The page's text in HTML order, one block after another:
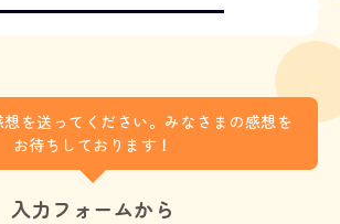
を送ってください。みなさまの感想を
お待ちしております！
入力フォームから